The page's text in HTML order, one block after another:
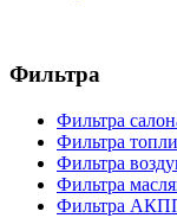
Фильтра
Фильтра
Фильтра
Фильтра
Фильтра
Фильтра